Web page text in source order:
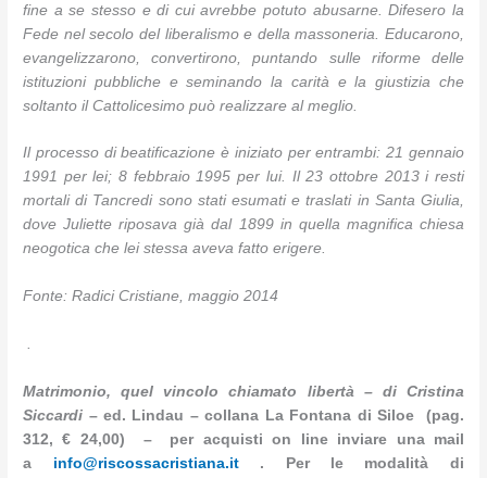
fine a se stesso e di cui avrebbe potuto abusarne. Difesero la
Fede nel secolo del liberalismo e della massoneria. Educarono,
evangelizzarono, convertirono, puntando sulle riforme delle
istituzioni pubbliche e seminando la carità e la giustizia che
soltanto il Cattolicesimo può realizzare al meglio.
Il processo di beatificazione è iniziato per entrambi: 21 gennaio
1991 per lei; 8 febbraio 1995 per lui. Il 23 ottobre 2013 i resti
mortali di Tancredi sono stati esumati e traslati in Santa Giulia,
dove Juliette riposava già dal 1899 in quella magnifica chiesa
neogotica che lei stessa aveva fatto erigere.
Fonte: Radici Cristiane, maggio 2014
.
Matrimonio, quel vincolo chiamato libertà –
di Cristina
Siccardi – ed. Lindau – collana La Fontana di Siloe (pag.
312, € 24,00) – per acquisti on line inviare una mail
a info@riscossacristiana.it. Per le modalità di